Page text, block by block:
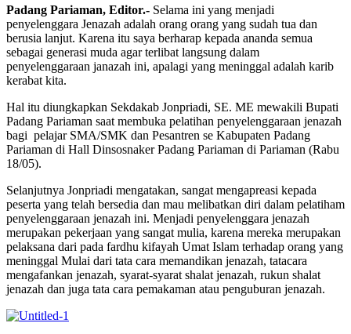
Padang Pariaman, Editor.- Selama ini yang menjadi
penyelenggara Jenazah adalah orang orang yang sudah tua dan
berusia lanjut. Karena itu saya berharap kepada ananda semua
sebagai generasi muda agar terlibat langsung dalam
penyelenggaraan janazah ini, apalagi yang meninggal adalah karib
kerabat kita.
Hal itu diungkapkan Sekdakab Jonpriadi, SE. ME mewakili Bupati
Padang Pariaman saat membuka pelatihan penyelenggaraan jenazah
bagi pelajar SMA/SMK dan Pesantren se Kabupaten Padang
Pariaman di Hall Dinsosnaker Padang Pariaman di Pariaman (Rabu
18/05).
Selanjutnya Jonpriadi mengatakan, sangat mengapreasi kepada
peserta yang telah bersedia dan mau melibatkan diri dalam pelatiham
penyelenggaraan jenazah ini. Menjadi penyelenggara jenazah
merupakan pekerjaan yang sangat mulia, karena mereka merupakan
pelaksana dari pada fardhu kifayah Umat Islam terhadap orang yang
meninggal Mulai dari tata cara memandikan jenazah, tatacara
mengafankan jenazah, syarat-syarat shalat jenazah, rukun shalat
jenazah dan juga tata cara pemakaman atau penguburan jenazah.